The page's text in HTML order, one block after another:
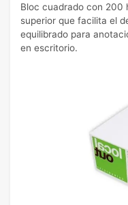
Bloc cuadrado con 200
superior que facilita el
equilibrado para
en escritorio.